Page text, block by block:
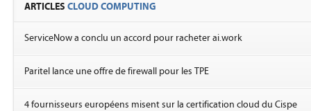
ARTICLES CLOUD COMPUTING
ServiceNow a conclu un accord pour racheter ai.work
Paritel lance une offre de firewall pour les TPE
4 fournisseurs européens misent sur la certification cloud du Cispe